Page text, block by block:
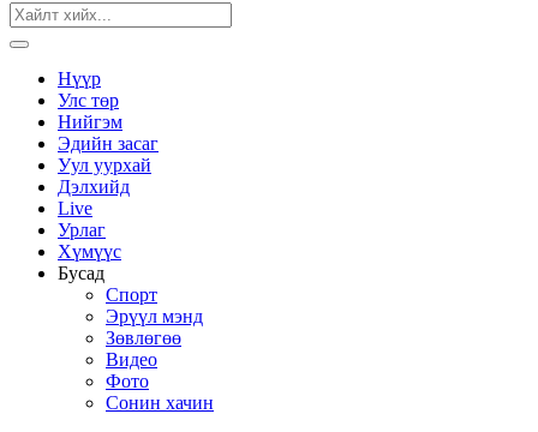
Нүүр
Улс төр
Нийгэм
Эдийн засаг
Уул уурхай
Дэлхийд
Live
Урлаг
Хүмүүс
Бусад
Спорт
Эрүүл мэнд
Зөвлөгөө
Видео
Фото
Сонин хачин